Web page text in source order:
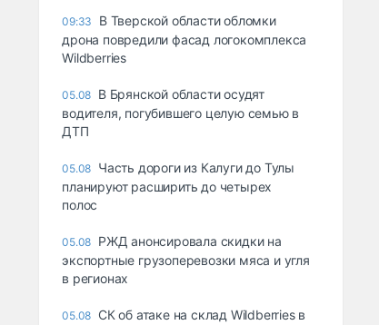
09:33
В Тверской области обломки
дрона повредили фасад логокомплекса
Wildberries
05.08 В Брянской области осудят
водителя, погубившего целую семью в
ДТП
05.08 Часть дороги из Калуги до Тулы
планируют расширить до четырех
полос
05.08 РЖД анонсировала скидки на
экспортные грузоперевозки мяса и угля
в регионах
05.08 СК об атаке на склад Wildberries в